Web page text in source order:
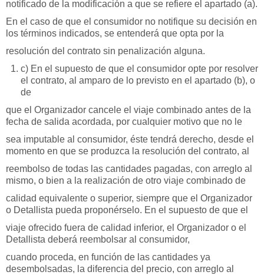
notificado de la modificación a que se refiere el apartado (a).
En el caso de que el consumidor no notifique su decisión en
los términos indicados, se entenderá que opta por la
resolución del contrato sin penalización alguna.
c) En el supuesto de que el consumidor opte por resolver
el contrato, al amparo de lo previsto en el apartado (b), o
de
que el Organizador cancele el viaje combinado antes de la
fecha de salida acordada, por cualquier motivo que no le
sea imputable al consumidor, éste tendrá derecho, desde el
momento en que se produzca la resolución del contrato, al
reembolso de todas las cantidades pagadas, con arreglo al
mismo, o bien a la realización de otro viaje combinado de
calidad equivalente o superior, siempre que el Organizador
o Detallista pueda proponérselo. En el supuesto de que el
viaje ofrecido fuera de calidad inferior, el Organizador o el
Detallista deberá reembolsar al consumidor,
cuando proceda, en función de las cantidades ya
desembolsadas, la diferencia del precio, con arreglo al